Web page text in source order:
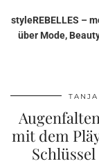
styleREBELLES –
über Mode,
TANJA
mit dem